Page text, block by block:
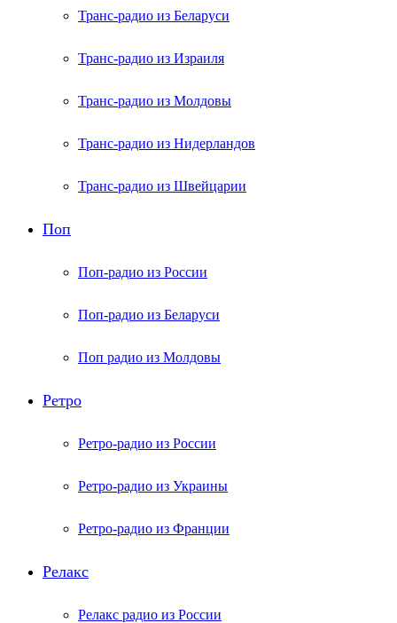
Транс-радио из Беларуси
Транс-радио из Израиля
Транс-радио из Молдовы
Транс-радио из Нидерландов
Транс-радио из Швейцарии
Поп
Поп-радио из России
Поп-радио из Беларуси
Поп радио из Молдовы
Ретро
Ретро-радио из России
Ретро-радио из Украины
Ретро-радио из Франции
Релакс
Релакс радио из России